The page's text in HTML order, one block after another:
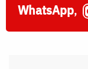
WhatsApp,